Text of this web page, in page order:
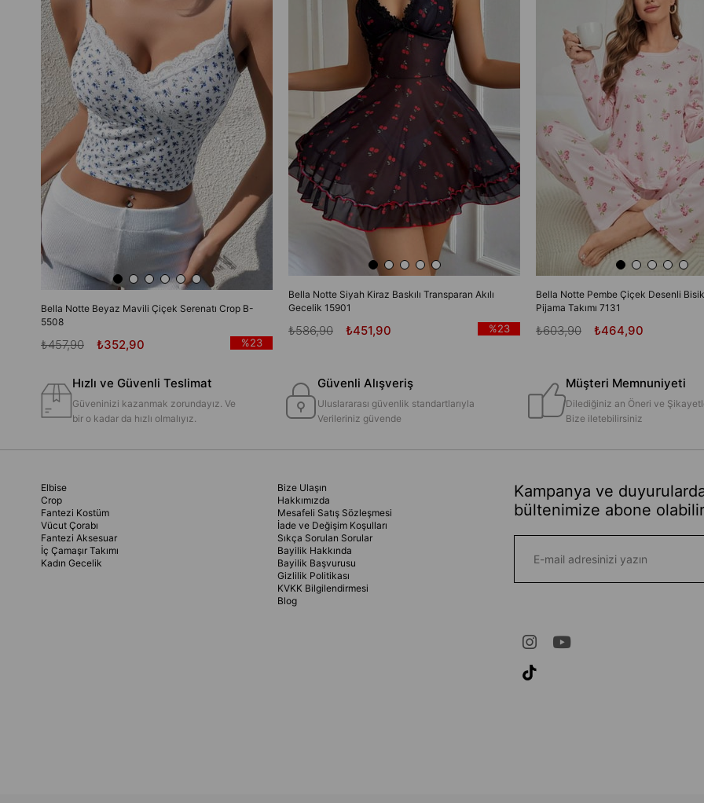
Bella Notte Beyaz Mavili Çiçek Serenatı Crop B-
5508
₺352,90
₺457,90 %23
Bella Notte Siyah Kiraz Baskılı Transparan Akılı
Gecelik 15901
₺451,90
₺586,90 %23
Bella Notte Pembe Çiçek Desenli
Pijama Takımı 7131
₺464,90
₺603,90
Hızlı ve Güvenli Teslimat
Güveninizi kazanmak zorundayız. Ve
bir o kadar da hızlı olmalıyız.
Güvenli Alışveriş
Uluslararası güvenlik standartlarıyla
Verileriniz güvende
Müşteri Memnuniyeti
Dilediğiniz an Öneri ve
Bize iletebilirsiniz
Elbise
Crop
Fantezi Kostüm
Vücut Çorabı
Fantezi Aksesuar
İç Çamaşır Takımı
Kadın Gecelik
Bize Ulaşın
Hakkımızda
Mesafeli Satış Sözleşmesi
İade ve Değişim Koşulları
Sıkça Sorulan Sorular
Bayilik Hakkında
Bayilik Başvurusu
Gizlilik Politikası
KVKK Bilgilendirmesi
Blog
Kampanya ve
bültenimize abone